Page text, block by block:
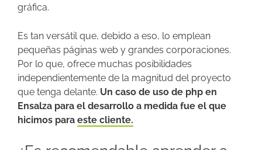
gráfica.
Es tan versátil que, debido a eso, lo emplean
pequeñas páginas web y grandes corporaciones.
Por lo que, ofrece muchas posibilidades
independientemente de la magnitud del proyecto
que tenga delante. Un caso de uso de php en
Ensalza para el desarrollo a medida fue el que
hicimos para este cliente.